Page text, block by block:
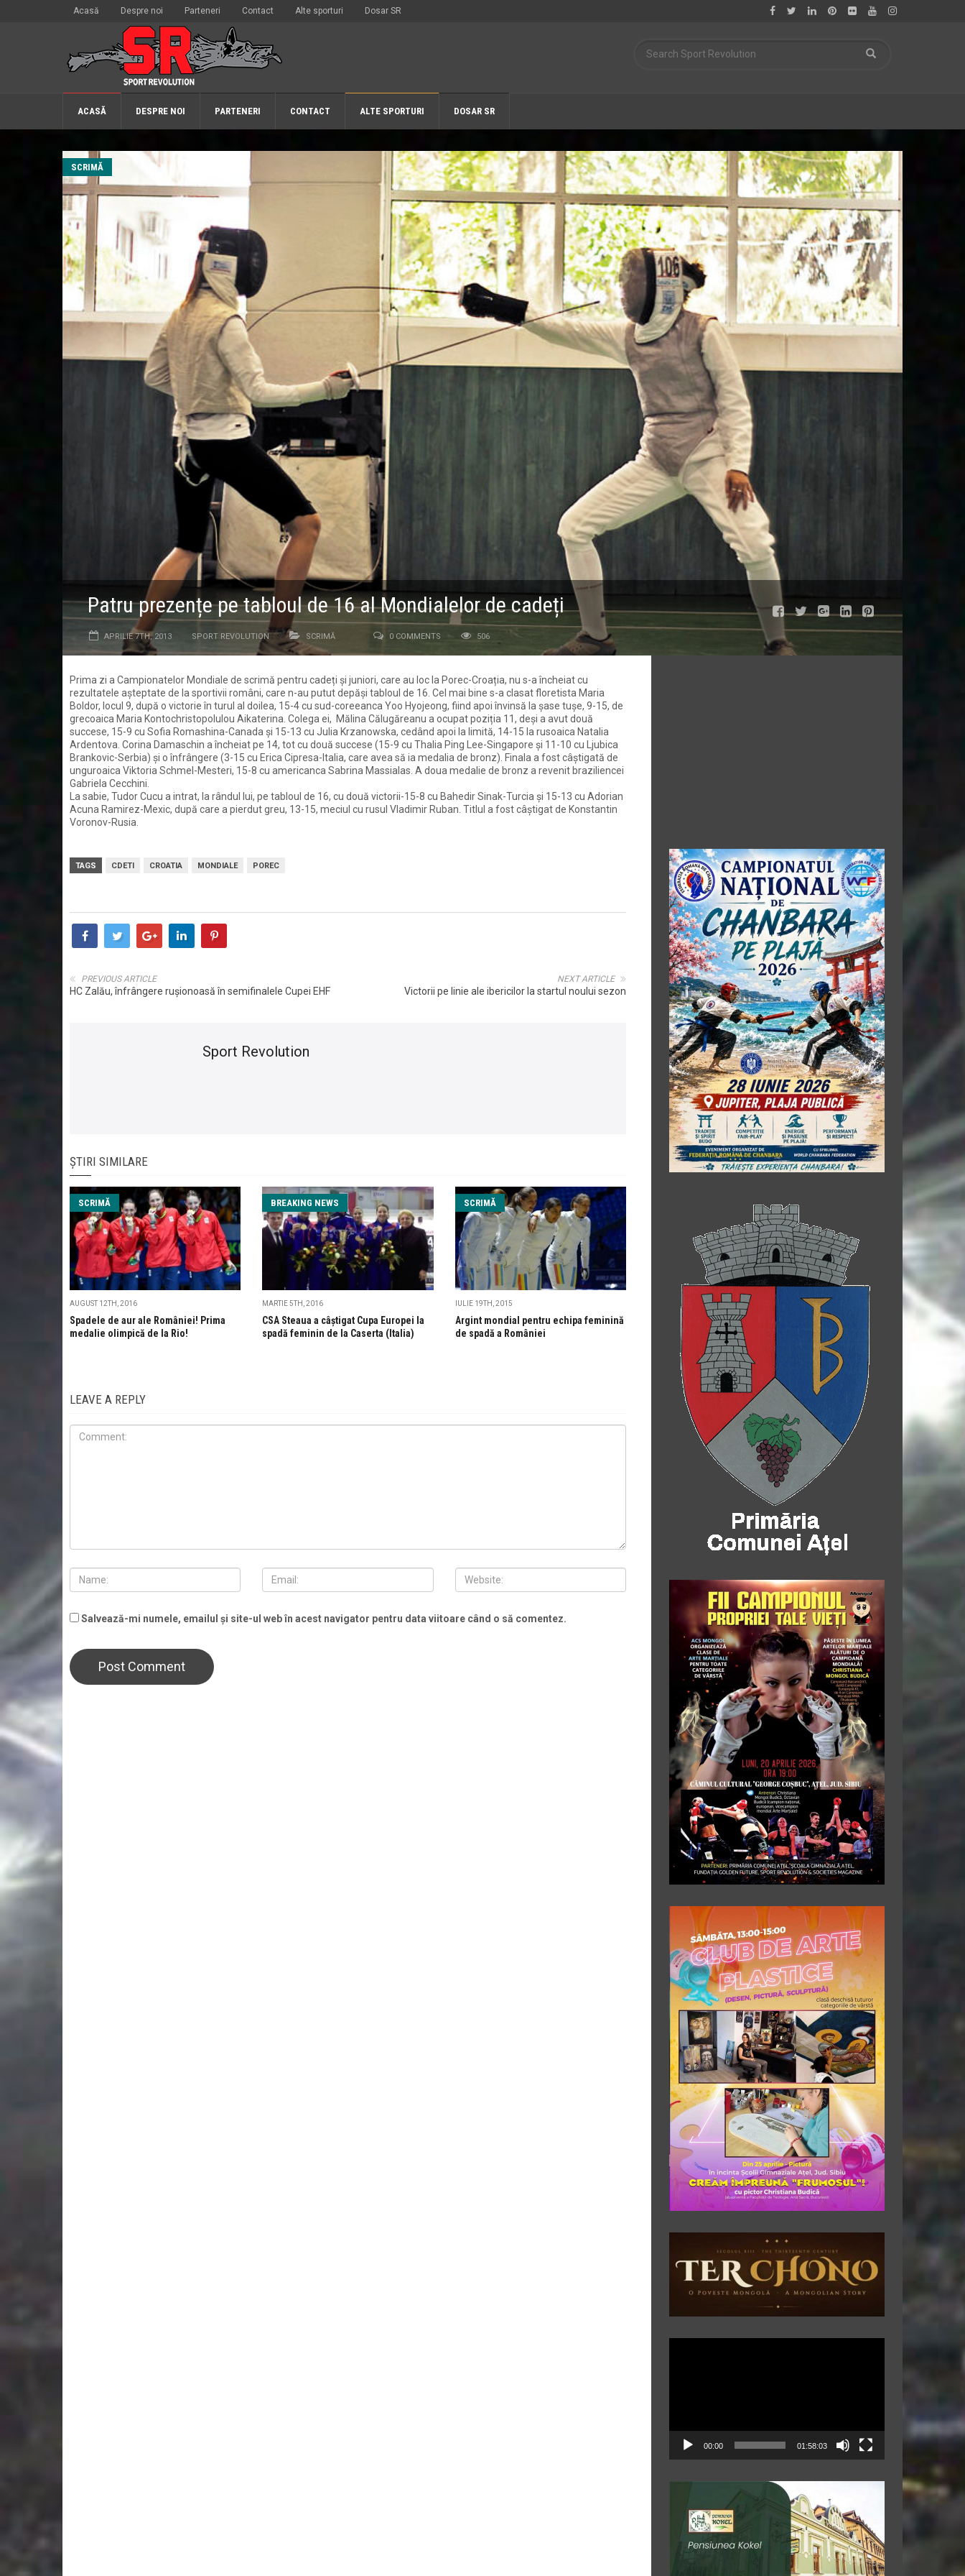
Acasă Despre noi Parteneri Contact Alte sporturi Dosar SR
ACASĂ DESPRE NOI PARTENERI CONTACT ALTE SPORTURI DOSAR SR
SCRIMĂ
Patru prezențe pe tabloul de 16 al Mondialelor de cadeți
APRILIE 7TH, 2013 SPORT REVOLUTION SCRIMĂ 0 COMMENTS 506
Prima zi a Campionatelor Mondiale de scrimă pentru cadeți și juniori, care au loc la Porec-Croația, nu s-a încheiat cu
rezultatele așteptate de la sportivii români, care n-au putut depăși tabloul de 16. Cel mai bine s-a clasat floretista Maria
Boldor, locul 9, după o victorie în turul al doilea, 15-4 cu sud-coreeanca Yoo Hyojeong, fiind apoi învinsă la șase tușe, 9-15, de
grecoaica Maria Kontochristopolulou Aikaterina. Colega ei, Mălina Călugăreanu a ocupat poziția 11, deși a avut două
succese, 15-9 cu Sofia Romashina-Canada și 15-13 cu Julia Krzanowska, cedând apoi la limită, 14-15 la rusoaica Natalia
Ardentova. Corina Damaschin a încheiat pe 14, tot cu două succese (15-9 cu Thalia Ping Lee-Singapore și 11-10 cu Ljubica
Brankovic-Serbia) și o înfrângere (3-15 cu Erica Cipresa-Italia, care avea să ia medalia de bronz). Finala a fost câștigată de
unguroaica Viktoria Schmel-Mesteri, 15-8 cu americanca Sabrina Massialas. A doua medalie de bronz a revenit braziliencei
Gabriela Cecchini.
La sabie, Tudor Cucu a intrat, la rândul lui, pe tabloul de 16, cu două victorii-15-8 cu Bahedir Sinak-Turcia și 15-13 cu Adorian
Acuna Ramirez-Mexic, după care a pierdut greu, 13-15, meciul cu rusul Vladimir Ruban. Titlul a fost câștigat de Konstantin
Voronov-Rusia.
TAGS CDETI CROATIA MONDIALE POREC
NEXT ARTICLE
Victorii pe linie ale ibericilor la startul noului sezon
PREVIOUS ARTICLE
HC Zalău, înfrângere ruşionoasă în semifinalele Cupei EHF
Sport Revolution
ȘTIRI SIMILARE
SCRIMĂ
AUGUST 12TH, 2016
Spadele de aur ale României! Prima
medalie olimpică de la Rio!
BREAKING NEWS
MARTIE 5TH, 2016
CSA Steaua a câștigat Cupa Europei la
spadă feminin de la Caserta (Italia)
SCRIMĂ
IULIE 19TH, 2015
Argint mondial pentru echipa feminină
de spadă a României
LEAVE A REPLY
Salvează-mi numele, emailul și site-ul web în acest navigator pentru data viitoare când o să comentez.
00:00 01:58:03